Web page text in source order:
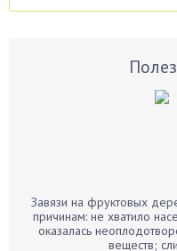
Аспарагус
Бархатцы
Бегония
Завязи на фруктовых
причинам: не хватило
оказалась
веществ;